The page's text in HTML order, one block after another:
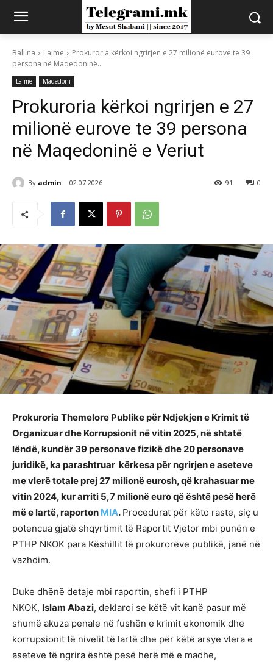
Ballina Lajme
Prokuroria kërkoi ngrirjen e 27 milionë eurove te 39
persona në Maqedoninë...
Lajme Maqedoni
Prokuroria kërkoi ngrirjen e 27
milionë eurove te 39 persona
në Maqedoninë e Veriut
By admin 02.07.2026 0
91
Prokuroria Themelore Publike për Ndjekjen e Krimit të
Organizuar dhe Korrupsionit në vitin 2025, në shtatë
lëndë, kundër 39 personave fizikë dhe 20 personave
juridikë, ka parashtruar kërkesa për ngrirjen e aseteve
me vlerë totale prej 27 milionë eurosh, që krahasuar me
vitin 2024, kur arriti 5,7 milionë euro që është pesë herë
më e lartë, raporton MIA. Procedurat për këto raste, siç u
potencua gjatë shqyrtimit të Raportit Vjetor mbi punën e
PTHP NKOK para Këshillit të prokurorëve publikë, janë në
vazhdim.
Duke dhënë detaje mbi raportin, shefi i PTHP
NKOK, Islam Abazi, deklaroi se këtë vit kanë pasur më
shumë akuza penale në fushën e krimit ekonomik dhe
korrupsionit të nivelit të lartë dhe për këtë arsye vlera e
aseteve të ngrira është pesë herë më e madhe,